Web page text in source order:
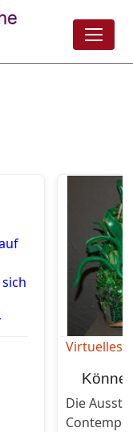
Virtuelles
Die